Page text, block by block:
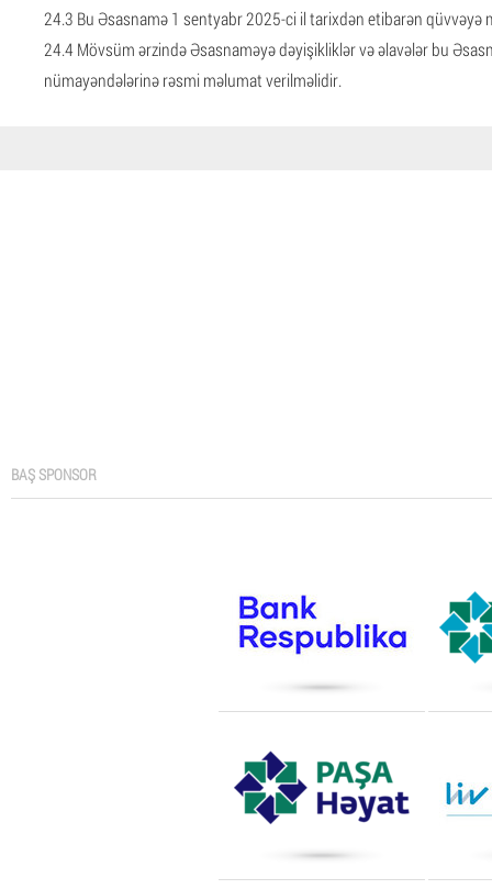
24.3 Bu Əsasnamə 1 sentyabr 2025-ci il tarixdən etibarən qüvvəyə
24.4 Mövsüm ərzində Əsasnaməyə dəyişikliklər və əlavələr bu
nümayəndələrinə rəsmi məlumat verilməlidir.
BAŞ SPONSOR